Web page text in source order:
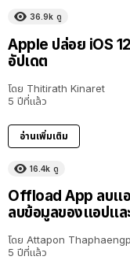
36.9k ดู
Apple ปล่อย iOS
อัปเดต
โดย Thitirath Kinaret
5 ปีที่แล้ว
อ่านเพิ่มเติม
16.4k ดู
Offload App ลบแ
ลบข้อมูลของแอปแล
โดย Attapon
5 ปีที่แล้ว